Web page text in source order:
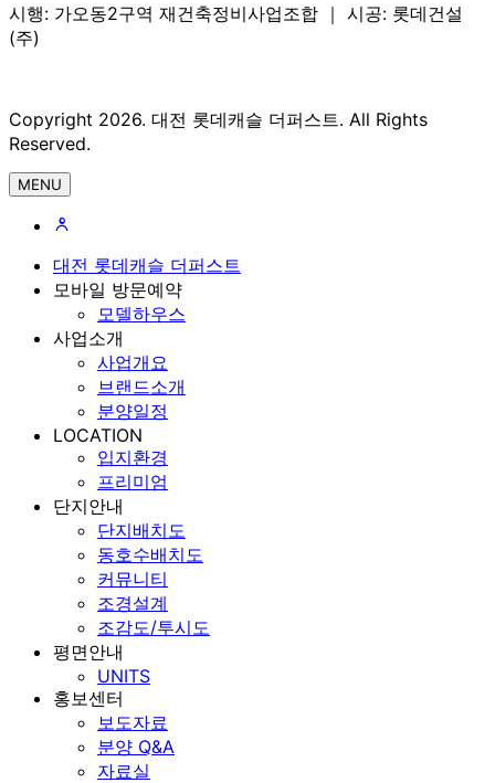
시행: 가오동2구역 재건축정비사업조합 ｜ 시공: 롯데건설
(주)
Copyright 2026. 대전 롯데캐슬 더퍼스트. All Rights
Reserved.
MENU
대전 롯데캐슬 더퍼스트
모바일 방문예약
모델하우스
사업소개
사업개요
브랜드소개
분양일정
LOCATION
입지환경
프리미엄
단지안내
단지배치도
동호수배치도
커뮤니티
조경설계
조감도/투시도
평면안내
UNITS
홍보센터
보도자료
분양 Q&A
자료실